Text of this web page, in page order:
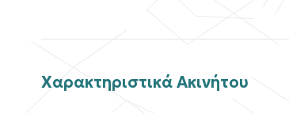
Χαρακτηριστικά Ακινήτου